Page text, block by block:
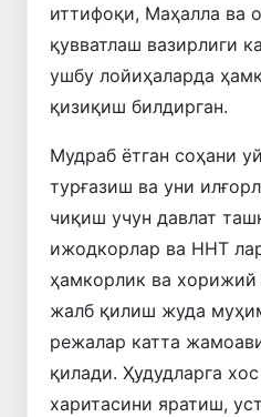
иттифоқи, Маҳалла ва
қувватлаш вазирлиги
ушбу лойиҳаларда
қизиқиш билдирган.
Мудраб ётган соҳани
турғазиш ва уни
чиқиш учун давлат
ижодкорлар ва ННТ
ҳамкорлик ва хорижий
жалб қилиш жуда
режалар катта
қилади. Ҳудудларга
харитасини яратиш,